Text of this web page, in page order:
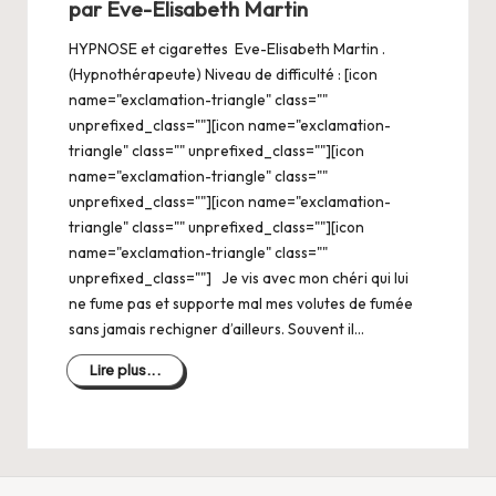
par Eve-Elisabeth Martin
HYPNOSE et cigarettes Eve-Elisabeth Martin .
(Hypnothérapeute) Niveau de difficulté : [icon
name="exclamation-triangle" class=""
unprefixed_class=""][icon name="exclamation-
triangle" class="" unprefixed_class=""][icon
name="exclamation-triangle" class=""
unprefixed_class=""][icon name="exclamation-
triangle" class="" unprefixed_class=""][icon
name="exclamation-triangle" class=""
unprefixed_class=""] Je vis avec mon chéri qui lui
ne fume pas et supporte mal mes volutes de fumée
sans jamais rechigner d’ailleurs. Souvent il…
Lire plus...